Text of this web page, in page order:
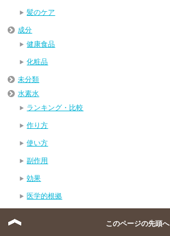
髪のケア
成分
健康食品
化粧品
未分類
水素水
ランキング・比較
作り方
使い方
副作用
効果
医学的根拠
このページの先頭へ